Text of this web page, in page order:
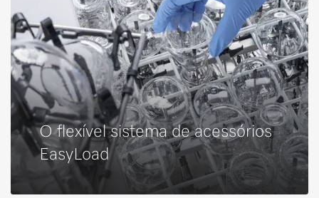
O flexível sistema de acessórios
EasyLoad